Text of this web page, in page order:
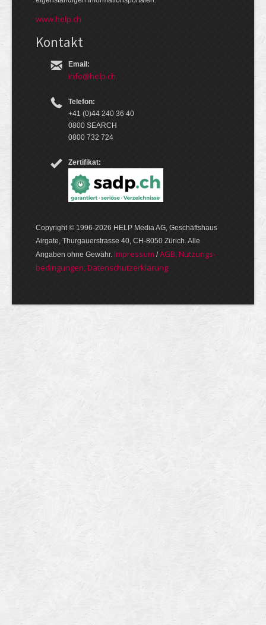
www.help.ch
Kontakt
Email:
info@help.ch
Telefon:
+41 (0)44 240 36 40
0800 SEARCH
0800 732 724
Zertifikat:
Copyright © 1996-2026 HELP Media AG, Geschäftshaus
Airgate, Thurgauer­strasse 40, CH-8050 Zürich. Alle
Angaben ohne Gewähr. Im­pres­sum /AGB, Nut­zungs­
bedin­gungen, Daten­schutz­er­klärung